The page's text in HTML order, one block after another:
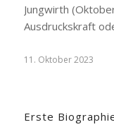
Jungwirth
Ausdruckskraft
11. Oktober 2023
Erste